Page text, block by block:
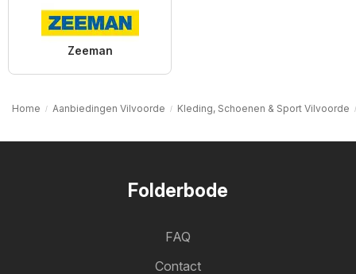
Zeeman
Home Aanbiedingen Vilvoorde Kleding, Schoenen & Sport Vilvoorde
Folderbode
FAQ
Contact